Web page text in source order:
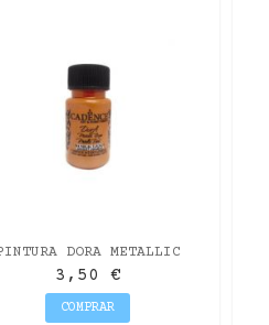
DORA METALLIC
BRILLANTE 50ML
3,50 €
COMPRAR